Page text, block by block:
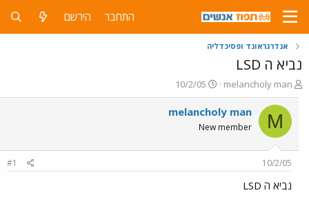
התחבר הירשם
אנדרגראונד ופסיכדליה
נביא ה LSD
פ
ו
ת
ח
ה
ש
א
melancholy man
פ
ו
ר
ם
10/2/05
M
melancholy man
New member
10/2/05
#1
נביא ה LSD